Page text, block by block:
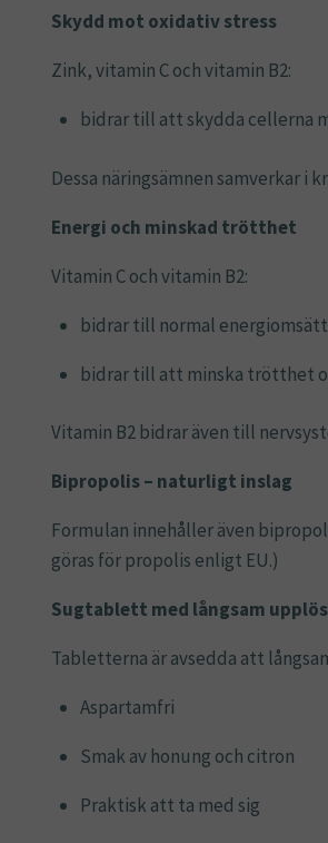
Skydd mot oxidativ stress
Zink, vitamin C och vitamin B2:
bidrar till att skydda cellerna
Dessa näringsämnen samverkar
Energi och minskad trötthet
Vitamin C och vitamin B2:
bidrar till normal
bidrar till att minska trötthet
Vitamin B2 bidrar även till
Bipropolis – naturligt inslag
Formulan innehåller även
göras för propolis enligt EU.)
Sugtablett med långsam
Tabletterna är avsedda att
Aspartamfri
Smak av honung och citron
Praktisk att ta med sig